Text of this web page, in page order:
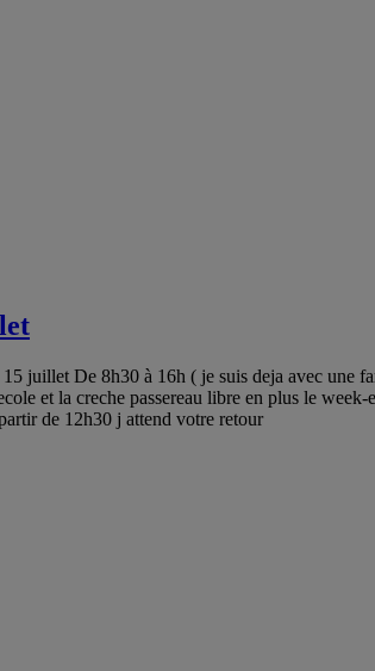
juillet De 8h30 à 16h ( je suis deja avec
et la creche passereau libre en plus le
de 12h30 j attend votre retour